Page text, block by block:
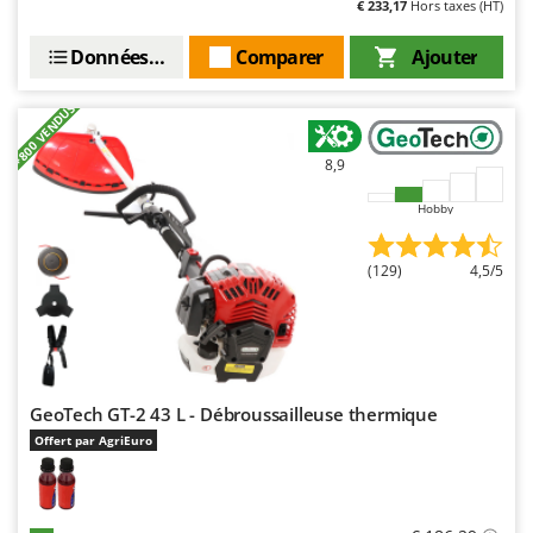
Stocker
T
Tecla
TecnoGen
Tellarini Pompe
Telwin
Tenco
Tineco
Titania
Tornado
Tre Spade
Trev - Abrek - TecnoVIR
Trotec
€ 233,17 Hors taxes (HT)
Ajouter
Comparer
Données techniques
+800 VENDUS 8,9
Hobby
(129) 4,5/5
GeoTech GT-2 43 L - Débroussailleuse thermique
Offert par AgriEuro